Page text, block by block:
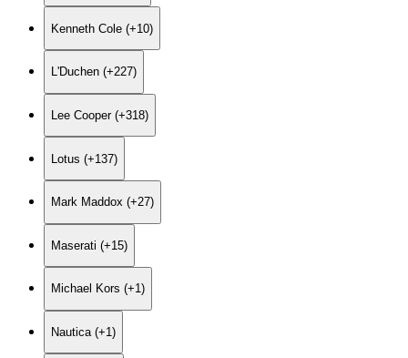
Kenneth Cole (+10)
L'Duchen (+227)
Lee Cooper (+318)
Lotus (+137)
Mark Maddox (+27)
Maserati (+15)
Michael Kors (+1)
Nautica (+1)